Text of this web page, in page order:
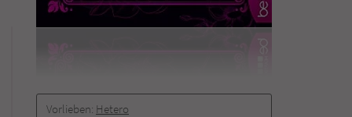
Vorlieben: Hetero